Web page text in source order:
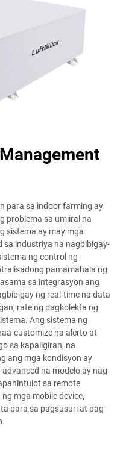
para sa indoor farming ay
problema sa umiiral na
sistema ay may mga
sa industriya na nagbibigay-
ng control ng
pamamahala ng
sa integrasyon ang
ng real-time na data
rate ng pagkolekta ng
Ang sistema ng
customize na alerto at
sa kapaligiran, na
ang mga kondisyon ay
na modelo ay nag-
sa remote
mga mobile device,
para sa pagsusuri at pag-